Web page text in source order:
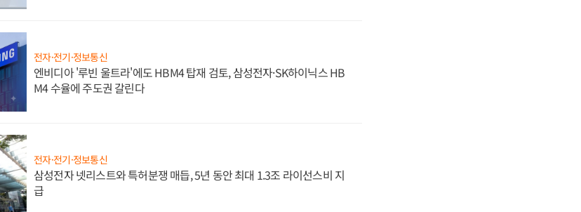
전자·전기·정보통신
엔비디아 '루빈 울트라'에도 HBM4 탑재 검토, 삼성전자·SK하이닉스 HB
M4 수율에 주도권 갈린다
전자·전기·정보통신
삼성전자 넷리스트와 특허분쟁 매듭, 5년 동안 최대 1.3조 라이선스비 지
급